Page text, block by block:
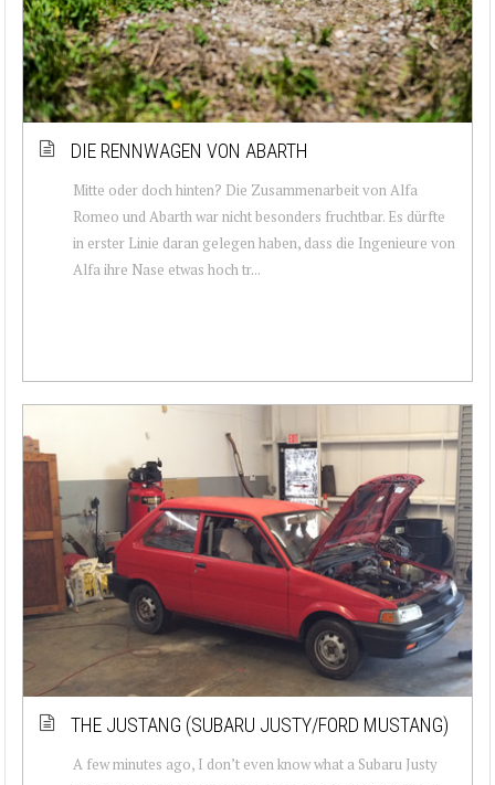
DIE RENNWAGEN VON ABARTH
Mitte oder doch hinten? Die Zusammenarbeit von Alfa
Romeo und Abarth war nicht besonders fruchtbar. Es dürfte
in erster Linie daran gelegen haben, dass die Ingenieure von
Alfa ihre Nase etwas hoch tr...
THE JUSTANG (SUBARU JUSTY/FORD MUSTANG)
A few minutes ago, I don’t even know what a Subaru Justy